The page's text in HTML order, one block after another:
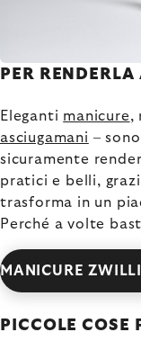
PER
Eleganti manicure,
asciugamani –
sicuramente
pratici e belli,
trasforma in un
Perché a volte
MANICURE
PICCOLE COSE